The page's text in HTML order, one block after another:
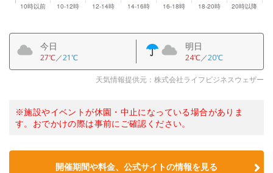
今日
27℃／21℃
明日
24℃／20℃
天気情報提供元：株式会社ライフビジネスウェザー
※施設やイベントが休園・中止になっている場合がありま
す。おでかけの際は事前にご確認ください。
開催期間や料金、公式サイトの情報を見る